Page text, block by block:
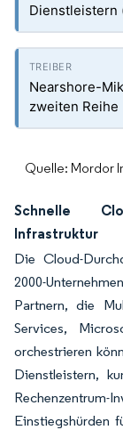
Dienstleistern
Nearshore-
zweiten Reihe
Quelle: Mordor
Schnelle
Infrastruktur
Die Cloud-
2000-
Partnern, die
Services,
orchestrieren
Dienstleistern,
Einstiegshürden